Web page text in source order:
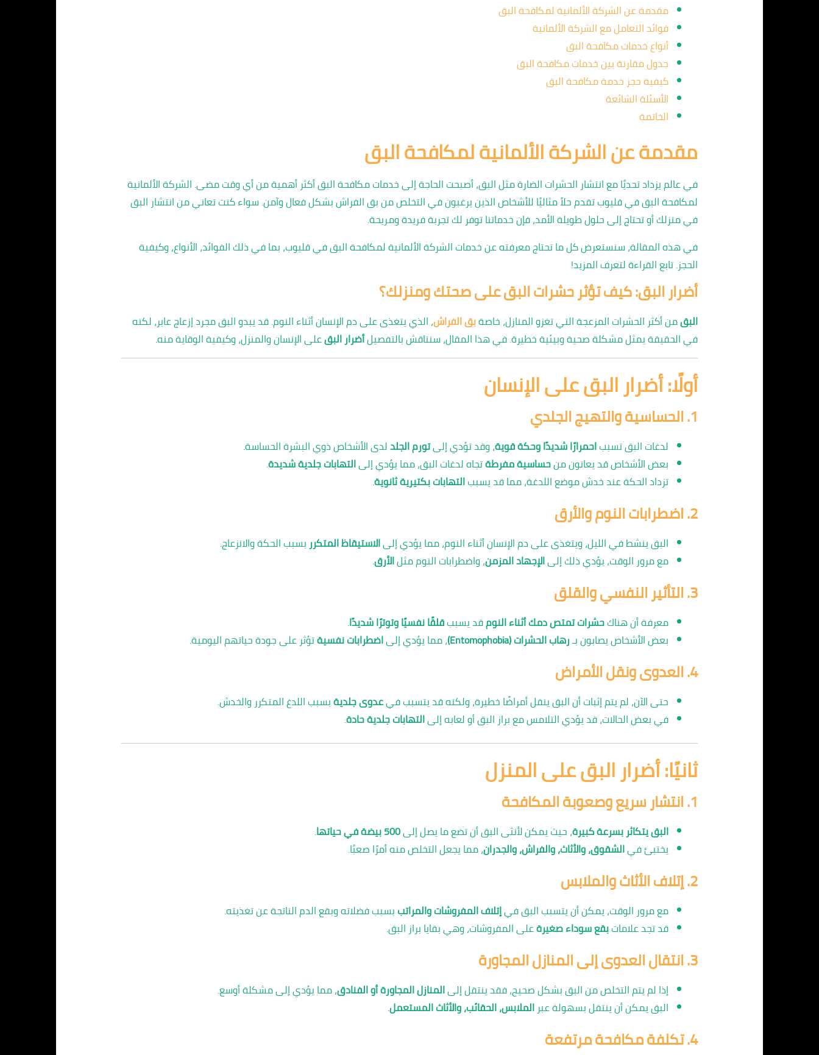
مقدمة عن الشركة الألمانية لمكافحة البق
فوائد التعامل مع الشركة الألمانية
أنواع خدمات مكافحة البق
جدول مقارنة بين خدمات مكافحة البق
كيفية حجز خدمة مكافحة البق
الأسئلة الشائعة
الخاتمة
مقدمة عن الشركة الألمانية لمكافحة البق
في عالم يزداد تحديًا مع انتشار الحشرات الضارة مثل البق، أصبحت الحاجة إلى خدمات مكافحة البق أكثر أهمية من أي وقت مضى. الشركة الألمانية
لمكافحة البق في قليوب تقدم حلاً مثاليًا للأشخاص الذين يرغبون في التخلص من بق الفراش بشكل فعال وآمن. سواء كنت تعاني من انتشار البق
في منزلك أو تحتاج إلى حلول طويلة الأمد، فإن خدماتنا توفر لك تجربة فريدة ومريحة.
في هذه المقالة، سنستعرض كل ما تحتاج معرفته عن خدمات الشركة الألمانية لمكافحة البق في قليوب، بما في ذلك الفوائد، الأنواع، وكيفية
الحجز. تابع القراءة لتعرف المزيد!
أضرار البق: كيف تؤثر حشرات البق على صحتك ومنزلك؟
البقمن أكثر الحشرات المزعجة التي تغزو المنازل، خاصةبق الفراش، الذي يتغذى على دم الإنسان أثناء النوم. قد يبدو البق مجرد إزعاج عابر، لكنه
في الحقيقة يمثل مشكلة صحية وبيئية خطيرة. في هذا المقال، سنناقش بالتفصيلأضرار البقعلى الإنسان والمنزل، وكيفية الوقاية منه.
أولًا: أضرار البق على الإنسان
1. الحساسية والتهيج الجلدي
لدغات البق تسبباحمرارًا شديدًا وحكة قوية، وقد تؤدي إلىتورم الجلدلدى الأشخاص ذوي البشرة الحساسة.
بعض الأشخاص قد يعانون منحساسية مفرطةتجاه لدغات البق، مما يؤدي إلىالتهابات جلدية شديدة.
تزداد الحكة عند خدش موضع اللدغة، مما قد يسببالتهابات بكتيرية ثانوية.
2. اضطرابات النوم والأرق
البق ينشط في الليل، ويتغذى على دم الإنسان أثناء النوم، مما يؤدي إلىالاستيقاظ المتكرر بسبب الحكة والانزعاج.
مع مرور الوقت، يؤدي ذلك إلىالإجهاد المزمن، واضطرابات النوم مثلالأرق.
3. التأثير النفسي والقلق
معرفة أن هناكحشرات تمتص دمك أثناء النومقد يسببقلقًا نفسيًا وتوترًا شديدًا.
بعض الأشخاص يصابون بـرهاب الحشرات (Entomophobia) ، مما يؤدي إلىاضطرابات نفسيةتؤثر على جودة حياتهم اليومية.
4. العدوى ونقل الأمراض
حتى الآن، لم يتم إثبات أن البق ينقل أمراضًا خطيرة، ولكنه قد يتسبب فيعدوى جلديةبسبب اللدغ المتكرر والخدش.
في بعض الحالات، قد يؤدي التلامس مع براز البق أو لعابه إلىالتهابات جلدية حادة.
ثانيًا: أضرار البق على المنزل
1. انتشار سريع وصعوبة المكافحة
البق يتكاثر بسرعة كبيرة، حيث يمكن لأنثى البق أن تضع ما يصل إلى500 بيضة في حياتها
.
يختبئ فيالشقوق، والأثاث، والفراش، والجدران، مما يجعل التخلص منه أمرًا صعبًا.
2. إتلاف الأثاث والملابس
مع مرور الوقت، يمكن أن يتسبب البق فيإتلاف المفروشات والمراتب بسبب فضلاته وبقع الدم الناتجة عن تغذيته.
قد تجد علاماتبقع سوداء صغيرةعلى المفروشات، وهي بقايا براز البق.
3. انتقال العدوى إلى المنازل المجاورة
إذا لم يتم التخلص من البق بشكل صحيح، فقد ينتقل إلىالمنازل المجاورة أو الفنادق، مما يؤدي إلى مشكلة أوسع.
البق يمكن أن ينتقل بسهولة عبر الملابس، الحقائب، والأثاث المستعمل.
4. تكلفة مكافحة مرتفعة